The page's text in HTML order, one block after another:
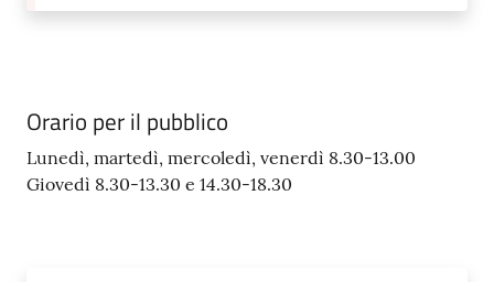
Orario per il pubblico
Lunedì, martedì, mercoledì, venerdì 8.30-13.00
Giovedì 8.30-13.30 e 14.30-18.30